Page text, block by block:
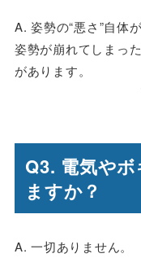
A. 姿勢の“悪さ”自体
姿勢が崩れてしまっ
があります。
Q3. 電気や
ますか？
A. 一切ありません。